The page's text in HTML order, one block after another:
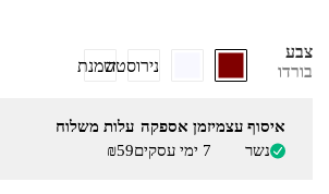
צבע
בורדו
נירוסטהשמנת
איסוף עצמי
נשר
זמן אספקה
7 ימי עסקים
עלות משלוח
₪59